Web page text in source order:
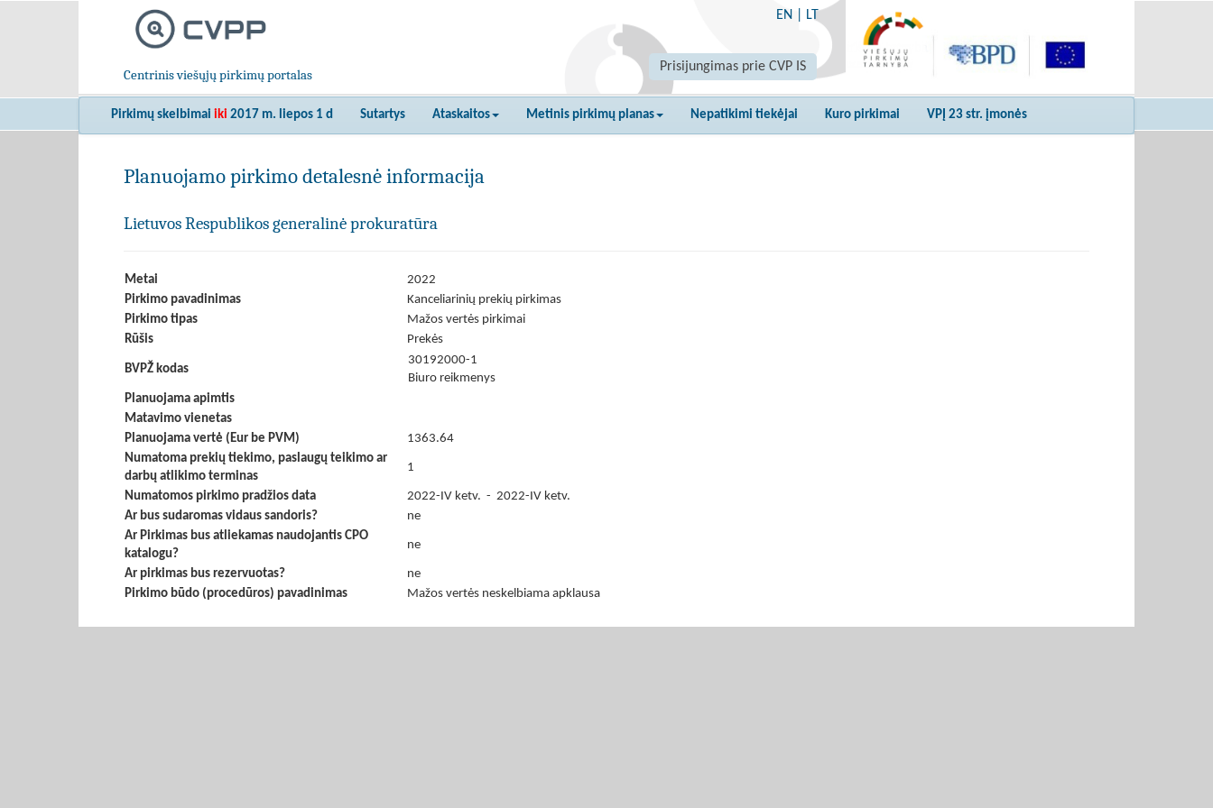
Centrinis viešųjų pirkimų portalas
EN LT
Prisijungimas prie CVP IS
Pirkimų skelbimai iki 2017 m. liepos 1 d Sutartys Ataskaitos Metinis pirkimų planas Nepatikimi tiekėjai Kuro pirkimai VPĮ 23 str. įmonės
Planuojamo pirkimo detalesnė informacija
Lietuvos Respublikos generalinė prokuratūra
Metai
2022
Pirkimo pavadinimas
Kanceliarinių prekių pirkimas
Pirkimo tipas
Mažos vertės pirkimai
Rūšis
Prekės
BVPŽ kodas
30192000-1
Biuro reikmenys
Planuojama apimtis
Matavimo vienetas
Planuojama vertė (Eur be PVM)
1363.64
Numatoma prekių tiekimo, paslaugų teikimo ar
darbų atlikimo terminas
1
Numatomos pirkimo pradžios data
2022-IV ketv. - 2022-IV ketv.
Ar bus sudaromas vidaus sandoris?
ne
Ar Pirkimas bus atliekamas naudojantis CPO
katalogu?
ne
Ar pirkimas bus rezervuotas?
ne
Pirkimo būdo (procedūros) pavadinimas
Mažos vertės neskelbiama apklausa